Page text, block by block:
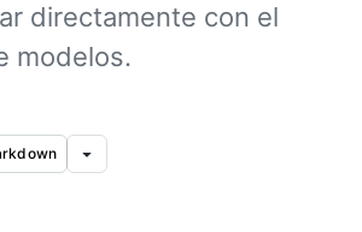
directamente con el
modelos.